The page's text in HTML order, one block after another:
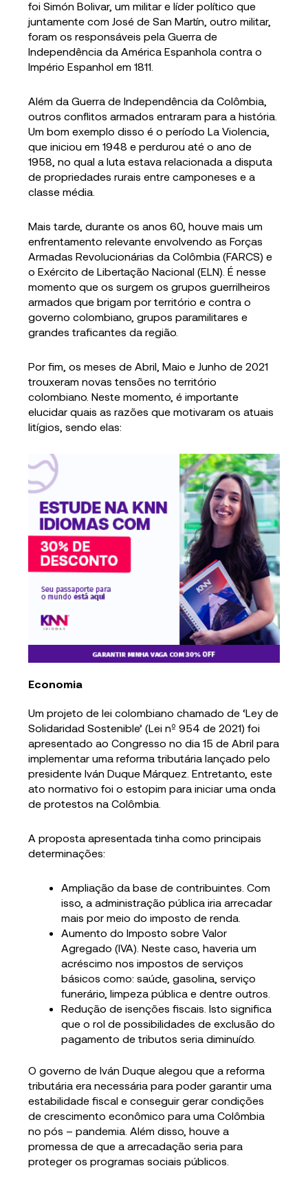
foi Simón Bolivar, um militar e líder político que
juntamente com José de San Martín, outro militar,
foram os responsáveis pela Guerra de
Independência da América Espanhola contra o
Império Espanhol em 1811.
Além da Guerra de Independência da Colômbia,
outros conflitos armados entraram para a história.
Um bom exemplo disso é o período La Violencia,
que iniciou em 1948 e perdurou até o ano de
1958, no qual a luta estava relacionada a disputa
de propriedades rurais entre camponeses e a
classe média.
Mais tarde, durante os anos 60, houve mais um
enfrentamento relevante envolvendo as Forças
Armadas Revolucionárias da Colômbia (FARCS) e
o Exército de Libertação Nacional (ELN). É nesse
momento que os surgem os grupos guerrilheiros
armados que brigam por território e contra o
governo colombiano, grupos paramilitares e
grandes traficantes da região.
Por fim, os meses de Abril, Maio e Junho de 2021
trouxeram novas tensões no território
colombiano. Neste momento, é importante
elucidar quais as razões que motivaram os atuais
litígios, sendo elas:
Economia
Um projeto de lei colombiano chamado de ‘Ley de
Solidaridad Sostenible’ (Lei nº 954 de 2021) foi
apresentado ao Congresso no dia 15 de Abril para
implementar uma reforma tributária lançado pelo
presidente Iván Duque Márquez. Entretanto, este
ato normativo foi o estopim para iniciar uma onda
de protestos na Colômbia.
A proposta apresentada tinha como principais
determinações:
Ampliação da base de contribuintes. Com
isso, a administração pública iria arrecadar
mais por meio do imposto de renda.
Aumento do Imposto sobre Valor
Agregado (IVA). Neste caso, haveria um
acréscimo nos impostos de serviços
básicos como: saúde, gasolina, serviço
funerário, limpeza pública e dentre outros.
Redução de isenções fiscais. Isto significa
que o rol de possibilidades de exclusão do
pagamento de tributos seria diminuído.
O governo de Iván Duque alegou que a reforma
tributária era necessária para poder garantir uma
estabilidade fiscal e conseguir gerar condições
de crescimento econômico para uma Colômbia
no pós – pandemia. Além disso, houve a
promessa de que a arrecadação seria para
proteger os programas sociais públicos.